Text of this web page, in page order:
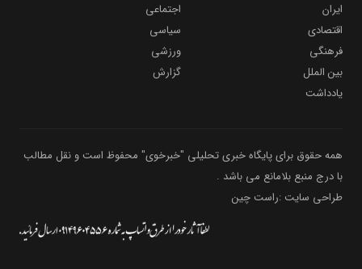
ایران
اجتماعی
اقتصادی
سیاسی
فرهنگی
ورزشی
بین الملل
گزارش
یادداشت
همه حقوق برای پایگاه خبری تحلیلی "خبرخوی" محفوظ است و نقل مطالب
با درج منبع بلامانع می باشد .
طراحی سایت :راست چین